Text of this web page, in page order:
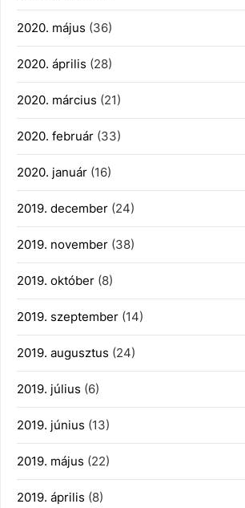
2020. május (36)
2020. április (28)
2020. március (21)
2020. február (33)
2020. január (16)
2019. december (24)
2019. november (38)
2019. október (8)
2019. szeptember (14)
2019. augusztus (24)
2019. július (6)
2019. június (13)
2019. május (22)
2019. április (8)